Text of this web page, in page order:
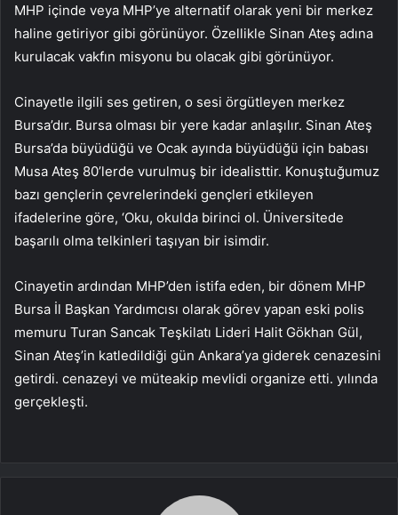
MHP içinde veya MHP’ye alternatif olarak yeni bir merkez
haline getiriyor gibi görünüyor. Özellikle Sinan Ateş adına
kurulacak vakfın misyonu bu olacak gibi görünüyor.
Cinayetle ilgili ses getiren, o sesi örgütleyen merkez
Bursa’dır. Bursa olması bir yere kadar anlaşılır. Sinan Ateş
Bursa’da büyüdüğü ve Ocak ayında büyüdüğü için babası
Musa Ateş 80’lerde vurulmuş bir idealisttir. Konuştuğumuz
bazı gençlerin çevrelerindeki gençleri etkileyen
ifadelerine göre, ‘Oku, okulda birinci ol. Üniversitede
başarılı olma telkinleri taşıyan bir isimdir.
Cinayetin ardından MHP’den istifa eden, bir dönem MHP
Bursa İl Başkan Yardımcısı olarak görev yapan eski polis
memuru Turan Sancak Teşkilatı Lideri Halit Gökhan Gül,
Sinan Ateş’in katledildiği gün Ankara’ya giderek cenazesini
getirdi. cenazeyi ve müteakip mevlidi organize etti. yılında
gerçekleşti.